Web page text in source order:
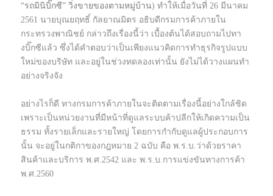
“รถมินิบิ๊กซี” วิ่งขายของตามหมู่บ้าน) ทำให้เมื่อวันที่ 26 มีนาคม
2561 นายบุณยฤทธิ์ กัลยาณมิตร อธิบดีกรมการค้าภายใน
กระทรวงพาณิชย์ กล่าวถึงเรื่องนี้ว่า เบื้องต้นได้สอบถามไปทา
งบิ๊กซีแล้ว ซึ่งได้คำตอบว่าเป็นเพียงแนวคิดการทำธุรกิจรูปแบบ
ใหม่ของบริษัท และอยู่ในช่วงทดลองเท่านั้น ยังไม่ได้วางแผนทำ
อย่างจริงจัง
อย่างไรก็ดี ทางกรมการค้าภายในจะติดตามเรื่องนี้อย่างใกล้ชิด
เพราะเป็นหน่วยงานที่มีหน้าที่ดูแลระบบค้าปลีกให้เกิดความเป็น
ธรรม ทั้งรายเล็กและรายใหญ่ โดยการกำกับดูแลผู้ประกอบการ
นั้น จะอยู่ในกติกาของกฎหมาย 2 ฉบับ คือ พ.ร.บ.ว่าด้วยราคา
สินค้าและบริการ พ.ศ.2542 และ พ.ร.บ.การแข่งขันทางการค้า
พ.ศ.2560